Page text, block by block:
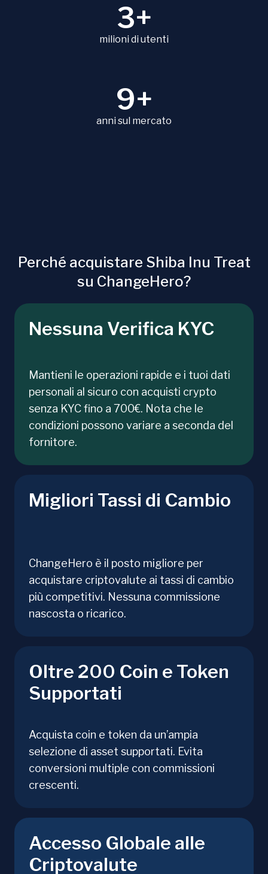
3+
milioni di utenti
9+
anni sul mercato
Perché acquistare Shiba Inu Treat
su ChangeHero?
Nessuna Verifica KYC
Mantieni le operazioni rapide e i tuoi dati
personali al sicuro con acquisti crypto
senza KYC fino a 700€. Nota che le
condizioni possono variare a seconda del
fornitore.
Migliori Tassi di Cambio
ChangeHero è il posto migliore per
acquistare criptovalute ai tassi di cambio
più competitivi. Nessuna commissione
nascosta o ricarico.
Oltre 200 Coin e Token
Supportati
Acquista coin e token da un’ampia
selezione di asset supportati. Evita
conversioni multiple con commissioni
crescenti.
Accesso Globale alle
Criptovalute